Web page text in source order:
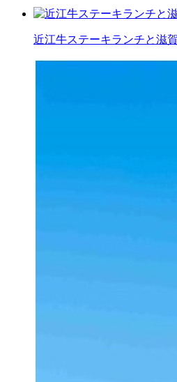
近江牛ステーキランチと滋